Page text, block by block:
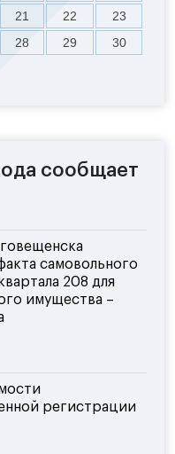
21 22
23
28 29
30
сообщает
самовольного
208 для
имущества –
регистрации